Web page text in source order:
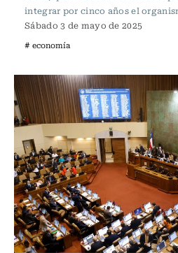
integrar por cinco años el
Sábado 3 de mayo de 2025
# economía